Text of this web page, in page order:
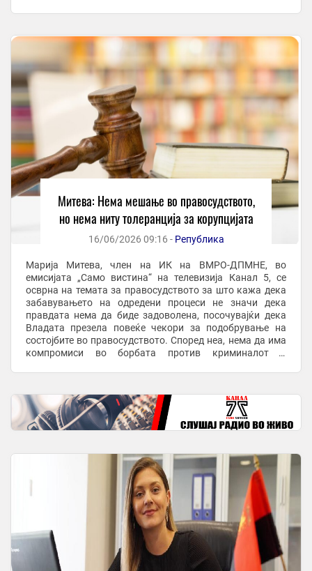
Митева: Нема мешање во правосудството,
но нема ниту толеранција за корупцијата
16/06/2026 09:16 - Република
Марија Митева, член на ИК на ВМРО-ДПМНЕ, во
емисијата „Само вистина“ на телевизија Канал 5, се
осврна на темата за правосудството за што кажа дека
забавувањето на одредени процеси не значи дека
правдата нема да биде задоволена, посочувајќи дека
Владата презела повеќе чекори за подобрување на
состојбите во правосудството. Според неа, нема да има
компромиси во борбата против криминалот и